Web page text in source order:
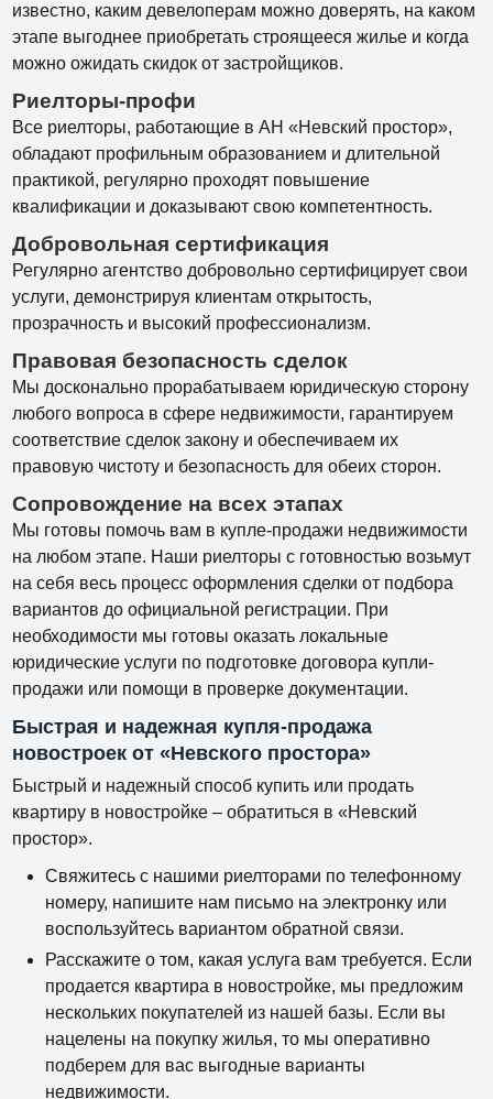
известно, каким девелоперам можно доверять, на каком
этапе выгоднее приобретать строящееся жилье и когда
можно ожидать скидок от застройщиков.
Риелторы-профи
Все риелторы, работающие в АН «Невский простор»,
обладают профильным образованием и длительной
практикой, регулярно проходят повышение
квалификации и доказывают свою компетентность.
Добровольная сертификация
Регулярно агентство добровольно сертифицирует свои
услуги, демонстрируя клиентам открытость,
прозрачность и высокий профессионализм.
Правовая безопасность сделок
Мы досконально прорабатываем юридическую сторону
любого вопроса в сфере недвижимости, гарантируем
соответствие сделок закону и обеспечиваем их
правовую чистоту и безопасность для обеих сторон.
Сопровождение на всех этапах
Мы готовы помочь вам в купле-продажи недвижимости
на любом этапе. Наши риелторы с готовностью возьмут
на себя весь процесс оформления сделки от подбора
вариантов до официальной регистрации. При
необходимости мы готовы оказать локальные
юридические услуги по подготовке договора купли-
продажи или помощи в проверке документации.
Быстрая и надежная купля-продажа
новостроек от «Невского простора»
Быстрый и надежный способ купить или продать
квартиру в новостройке – обратиться в «Невский
простор».
Свяжитесь с нашими риелторами по телефонному
номеру, напишите нам письмо на электронку или
воспользуйтесь вариантом обратной связи.
Расскажите о том, какая услуга вам требуется. Если
продается квартира в новостройке, мы предложим
нескольких покупателей из нашей базы. Если вы
нацелены на покупку жилья, то мы оперативно
подберем для вас выгодные варианты
недвижимости.